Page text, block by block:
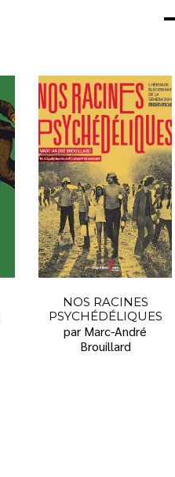
NOS RACINES
PSYCHÉDÉLIQUES
par Marc-André
Brouillard